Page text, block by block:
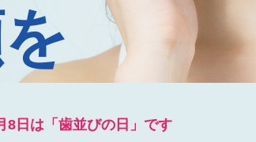
8日は「歯並びの日」です